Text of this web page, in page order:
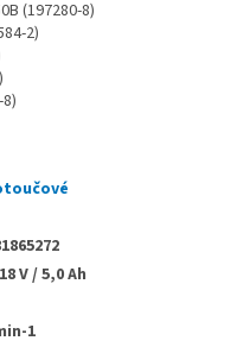
(197280-8)
2)
V / 5,0 Ah
1